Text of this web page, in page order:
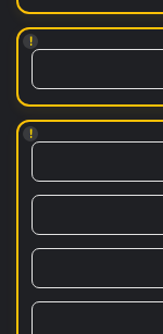
!
!